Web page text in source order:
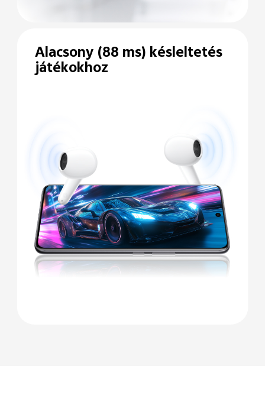
Alacsony (88 ms) késleltetés
játékokhoz